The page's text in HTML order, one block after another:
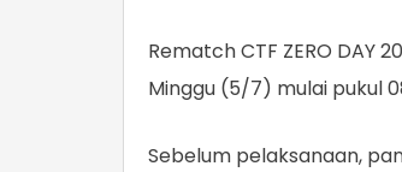
Rematch CTF ZERO
Minggu (5/7) mulai pukul
Sebelum pelaksanaan,